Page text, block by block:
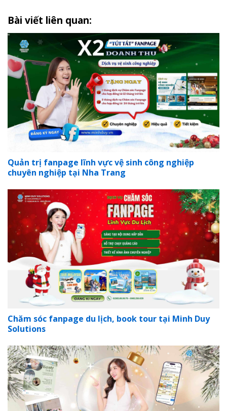
Bài viết liên quan:
Quản trị fanpage lĩnh vực vệ sinh công nghiệp
chuyên nghiệp tại Nha Trang
Chăm sóc fanpage du lịch, book tour tại Minh Duy
Solutions